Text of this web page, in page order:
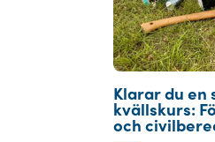
Klarar du en
kvällskurs:
och